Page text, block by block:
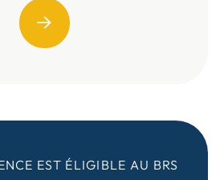
EST ÉLIGIBLE AU BRS